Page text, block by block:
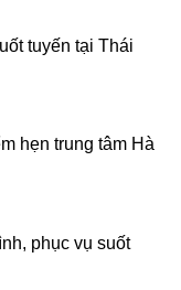
tuyến tại Thái
hẹn trung tâm Hà
phục vụ suốt